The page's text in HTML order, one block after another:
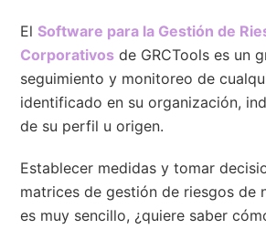
El Software para la Gestión de
Corporativos de GRCTools es un
seguimiento y monitoreo de
identificado en su organización,
de su perfil u origen.
Establecer medidas y tomar
matrices de gestión de riesgos de
es muy sencillo, ¿quiere saber